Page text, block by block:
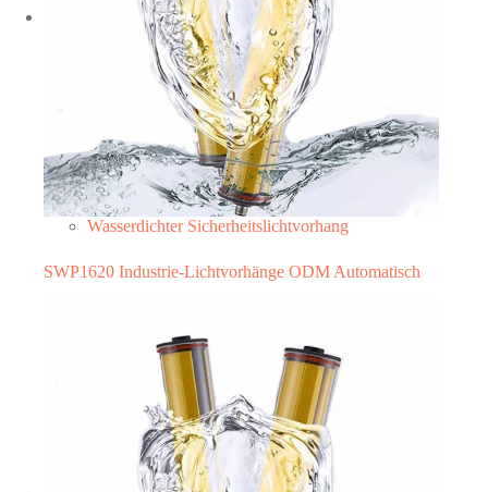
Wasserdichter Sicherheitslichtvorhang
SWP1620 Industrie-Lichtvorhänge ODM Automatisch